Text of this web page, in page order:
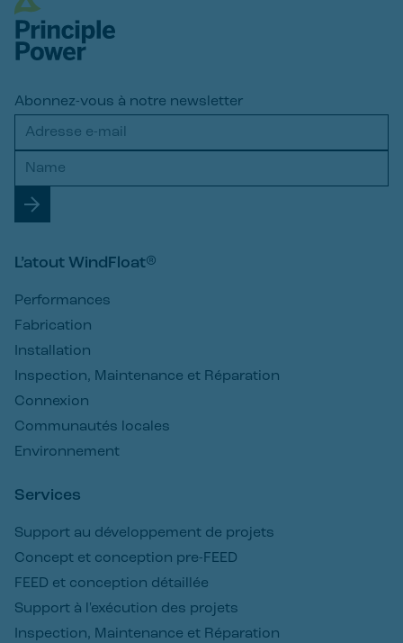
Abonnez-vous à notre newsletter
L’atout WindFloat®
Performances
Fabrication
Installation
Inspection, Maintenance et Réparation
Connexion
Communautés locales
Environnement
Services
Support au développement de projets
Concept et conception pre-FEED
FEED et conception détaillée
Support à l'exécution des projets
Inspection, Maintenance et Réparation